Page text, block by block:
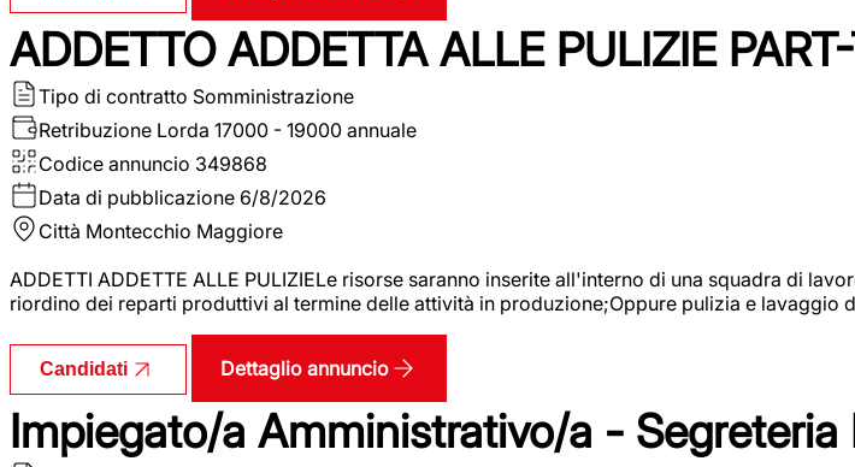
ADDETTO ADDETTA ALLE PULIZIE
Tipo di contratto Somministrazione
Retribuzione Lorda 17000 - 19000 annuale
Codice annuncio 349868
Data di pubblicazione 6/8/2026
Città Montecchio Maggiore
ADDETTI ADDETTE ALLE PULIZIELe risorse saranno inserite all'interno di una squadra di
riordino dei reparti produttivi al termine delle attività in produzione;Oppure pulizia e lavaggio
Candidati Dettaglio annuncio
Impiegato/a Amministrativo/a -